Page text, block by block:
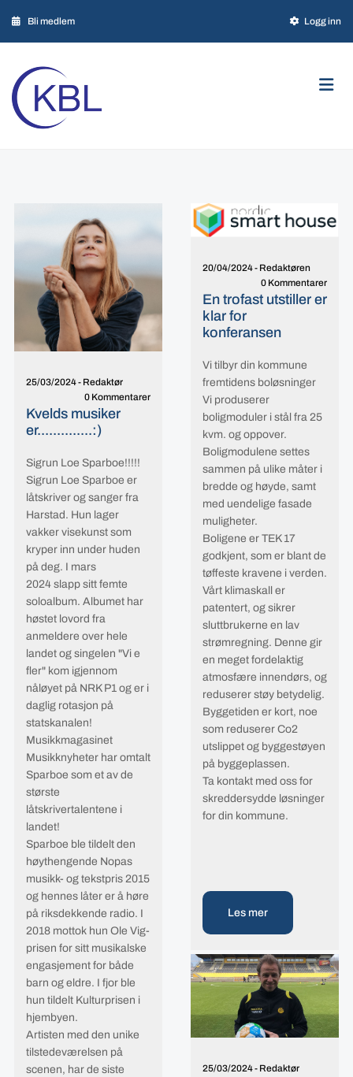
 Bli medlem  Logg inn
25/03/2024- Redaktør
0 Kommentarer
Kvelds musiker
er..............:)
Sigrun Loe Sparboe!!!!!
Sigrun Loe Sparboe er
låtskriver og sanger fra
Harstad. Hun lager
vakker visekunst som
kryper inn under huden
på deg. I mars
2024 slapp sitt femte
soloalbum. Albumet har
høstet lovord fra
anmeldere over hele
landet og singelen "Vi e
fler" kom igjennom
nåløyet på NRK P1 og er i
daglig rotasjon på
statskanalen!
Musikkmagasinet
Musikknyheter har omtalt
Sparboe som et av de
største
låtskrivertalentene i
landet!
Sparboe ble tildelt den
høythengende Nopas
musikk- og tekstpris 2015
og hennes låter er å høre
på riksdekkende radio. I
2018 mottok hun Ole Vig-
prisen for sitt musikalske
engasjement for både
barn og eldre. I fjor ble
hun tildelt Kulturprisen i
hjembyen.
Artisten med den unike
tilstedeværelsen på
scenen, har de siste
20/04/2024- Redaktøren
0 Kommentarer
En trofast utstiller er
klar for
konferansen
Vi tilbyr din kommune
fremtidens boløsninger
Vi produserer
boligmoduler i stål fra 25
kvm. og oppover.
Boligmodulene settes
sammen på ulike måter i
bredde og høyde, samt
med uendelige fasade
muligheter.
Boligene er TEK 17
godkjent, som er blant de
tøffeste kravene i verden.
Vårt klimaskall er
patentert, og sikrer
sluttbrukerne en lav
strømregning. Denne gir
en meget fordelaktig
atmosfære innendørs, og
reduserer støy betydelig.
Byggetiden er kort, noe
som reduserer Co2
utslippet og byggestøyen
på byggeplassen.
Ta kontakt med oss for
skreddersydde løsninger
for din kommune.
Les mer
25/03/2024- Redaktør